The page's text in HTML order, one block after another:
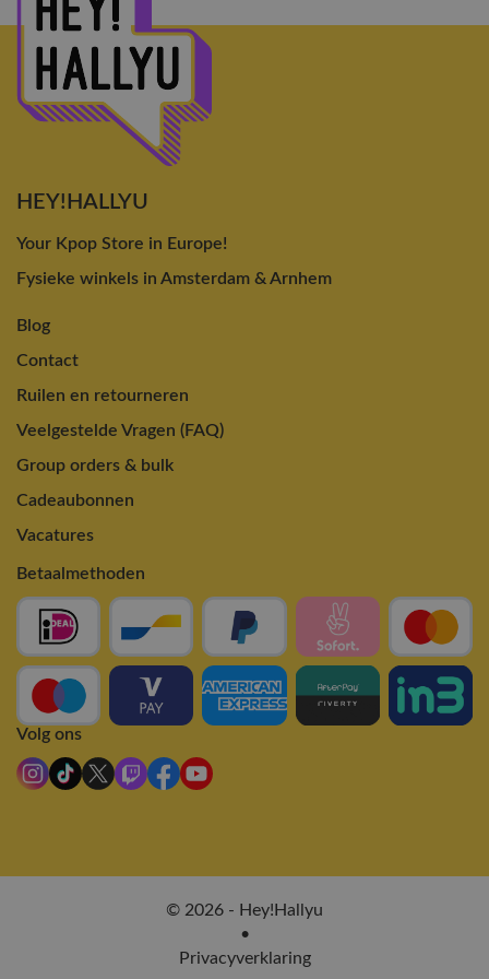
HEY!HALLYU
Your Kpop Store in Europe!
Fysieke winkels in Amsterdam & Arnhem
Blog
Contact
Ruilen en retourneren
Veelgestelde Vragen (FAQ)
Group orders & bulk
Cadeaubonnen
Vacatures
Betaalmethoden
Volg ons
© 2026 - Hey!Hallyu
•
Privacyverklaring